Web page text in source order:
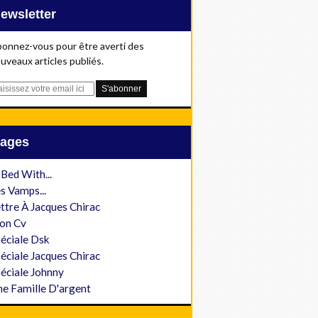
Newsletter
vous pour être averti des
articles publiés.
Pages
With...
Vamps...
À Jacques Chirac
Cv
Dsk
Jacques Chirac
Johnny
Famille D'argent